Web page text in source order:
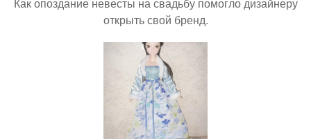
открыть свой бренд.